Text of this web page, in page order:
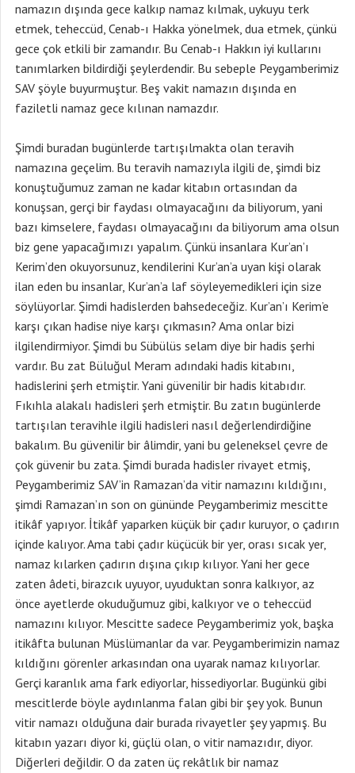
namazın dışında gece kalkıp namaz kılmak, uykuyu terk
etmek, teheccüd, Cenab-ı Hakka yönelmek, dua etmek, çünkü
gece çok etkili bir zamandır. Bu Cenab-ı Hakkın iyi kullarını
tanımlarken bildirdiği şeylerdendir. Bu sebeple Peygamberimiz
SAV şöyle buyurmuştur. Beş vakit namazın dışında en
faziletli namaz gece kılınan namazdır.
Şimdi buradan bugünlerde tartışılmakta olan teravih
namazına geçelim. Bu teravih namazıyla ilgili de, şimdi biz
konuştuğumuz zaman ne kadar kitabın ortasından da
konuşsan, gerçi bir faydası olmayacağını da biliyorum, yani
bazı kimselere, faydası olmayacağını da biliyorum ama olsun
biz gene yapacağımızı yapalım. Çünkü insanlara Kur’an’ı
Kerim’den okuyorsunuz, kendilerini Kur’an’a uyan kişi olarak
ilan eden bu insanlar, Kur’an’a laf söyleyemedikleri için size
söylüyorlar. Şimdi hadislerden bahsedeceğiz. Kur’an’ı Kerim’e
karşı çıkan hadise niye karşı çıkmasın? Ama onlar bizi
ilgilendirmiyor. Şimdi bu Sübülüs selam diye bir hadis şerhi
vardır. Bu zat Büluğul Meram adındaki hadis kitabını,
hadislerini şerh etmiştir. Yani güvenilir bir hadis kitabıdır.
Fıkıhla alakalı hadisleri şerh etmiştir. Bu zatın bugünlerde
tartışılan teravihle ilgili hadisleri nasıl değerlendirdiğine
bakalım. Bu güvenilir bir âlimdir, yani bu geleneksel çevre de
çok güvenir bu zata. Şimdi burada hadisler rivayet etmiş,
Peygamberimiz SAV’in Ramazan’da vitir namazını kıldığını,
şimdi Ramazan’ın son on gününde Peygamberimiz mescitte
itikâf yapıyor. İtikâf yaparken küçük bir çadır kuruyor, o çadırın
içinde kalıyor. Ama tabi çadır küçücük bir yer, orası sıcak yer,
namaz kılarken çadırın dışına çıkıp kılıyor. Yani her gece
zaten âdeti, birazcık uyuyor, uyuduktan sonra kalkıyor, az
önce ayetlerde okuduğumuz gibi, kalkıyor ve o teheccüd
namazını kılıyor. Mescitte sadece Peygamberimiz yok, başka
itikâfta bulunan Müslümanlar da var. Peygamberimizin namaz
kıldığını görenler arkasından ona uyarak namaz kılıyorlar.
Gerçi karanlık ama fark ediyorlar, hissediyorlar. Bugünkü gibi
mescitlerde böyle aydınlanma falan gibi bir şey yok. Bunun
vitir namazı olduğuna dair burada rivayetler şey yapmış. Bu
kitabın yazarı diyor ki, güçlü olan, o vitir namazıdır, diyor.
Diğerleri değildir. O da zaten üç rekâtlık bir namaz